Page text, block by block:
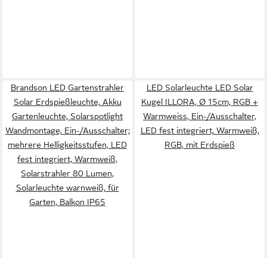
Brandson LED Gartenstrahler
Solar Erdspießleuchte, Akku
Gartenleuchte, Solarspotlight
Wandmontage, Ein-/Ausschalter;
mehrere Helligkeitsstufen, LED
fest integriert, Warmweiß,
Solarstrahler 80 Lumen,
Solarleuchte warnweiß, für
Garten, Balkon IP65
LED Solarleuchte LED Solar
Kugel ILLORA, Ø 15cm, RGB +
Warmweiss, Ein-/Ausschalter,
LED fest integriert, Warmweiß,
RGB, mit Erdspieß